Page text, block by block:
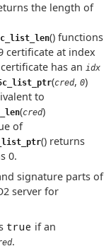
the length of
() functions
certificate at index
has an idx
(cred, 0)
to
(cred)
of
() returns
0.
signature parts of
server for
true if an
.